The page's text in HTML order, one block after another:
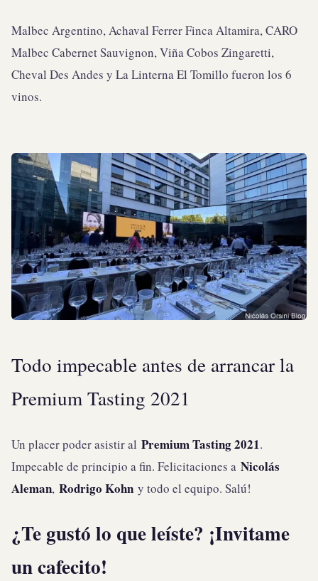
Malbec Argentino, Achaval Ferrer Finca Altamira, CARO
Malbec Cabernet Sauvignon, Viña Cobos Zingaretti,
Cheval Des Andes y La Linterna El Tomillo fueron los 6
vinos.
Todo impecable antes de arrancar la
Premium Tasting 2021
Un placer poder asistir al Premium Tasting 2021.
Impecable de principio a fin. Felicitaciones a Nicolás
Aleman, Rodrigo Kohn y todo el equipo. Salú!
¿Te gustó lo que leíste? ¡Invitame
un cafecito!